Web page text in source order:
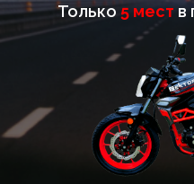
Только 5 меств
Нажимая кнопку
обработку